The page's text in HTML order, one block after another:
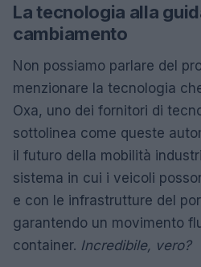
La tecnologia alla
cambiamento
Non possiamo parlare del
menzionare la tecnologia
Oxa, uno dei fornitori di
sottolinea come queste
il futuro della mobilità
sistema in cui i veicoli
e con le infrastrutture del
garantendo un movimento
container. Incredibile, vero?